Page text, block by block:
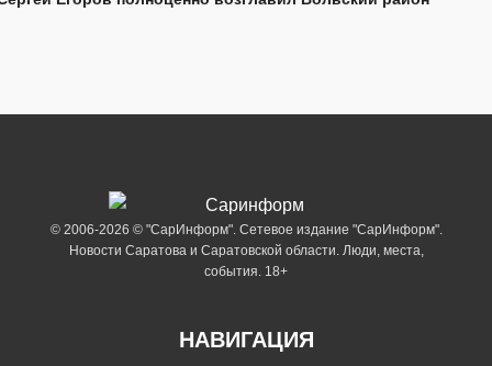
© 2006-2026 © "СарИнформ". Сетевое издание "СарИнформ".
Новости Саратова и Саратовской области. Люди, места,
события. 18+
НАВИГАЦИЯ